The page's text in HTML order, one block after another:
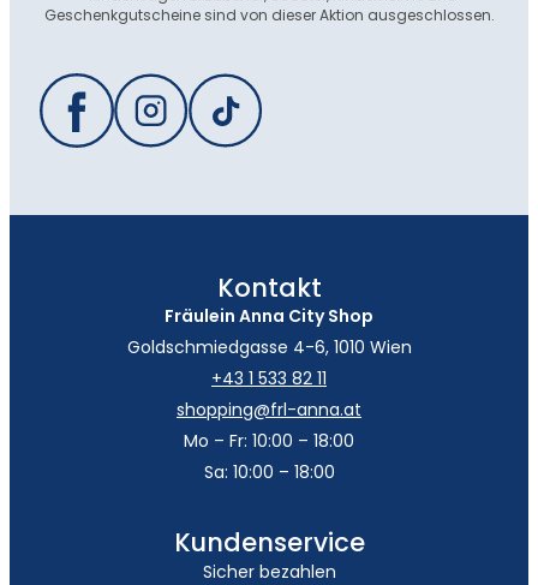
Geschenkgutscheine sind von dieser Aktion ausgeschlossen.
Kontakt
Fräulein Anna City Shop
Goldschmiedgasse 4-6, 1010 Wien
+43 1 533 82 11
shopping@frl-anna.at
Mo – Fr: 10:00 – 18:00
Sa: 10:00 – 18:00
Kundenservice
Sicher bezahlen